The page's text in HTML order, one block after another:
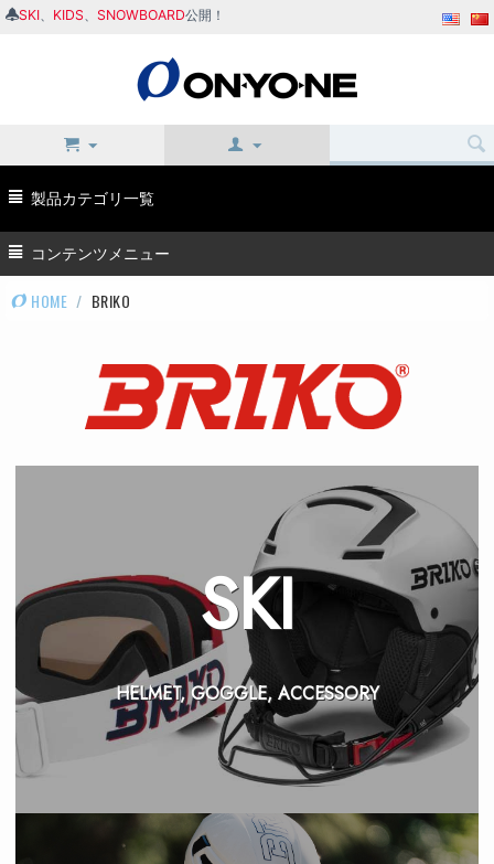
SKI KIDS SNOWBOARD公開！
製品カテゴリ一覧
コンテンツメニュー
HOME / BRIKO
SKI
HELMET, GOGGLE, ACCESSORY